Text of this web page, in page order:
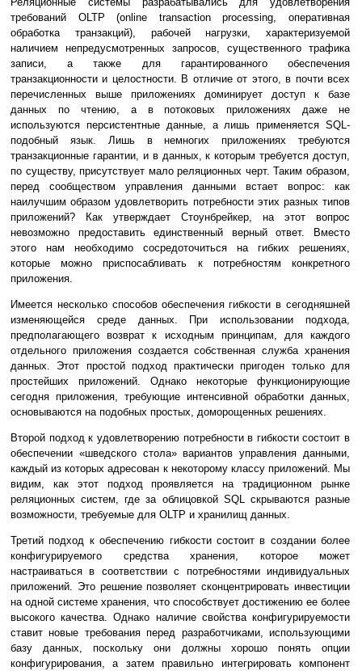
требований OLTP (online transaction processing, оперативная
обработка транзакций), рабочей нагрузки, характеризуемой
наличием непредусмотренных запросов, существенного трафика
записи, а также для гарантированного обеспечения
транзакционности и целостности. В отличие от этого, в почти всех
перечисленных выше приложениях доминирует доступ к базе
данных по чтению, а в потоковых приложениях даже не
используются персистентные данные, а лишь применяется SQL-
подобный язык. Лишь в немногих приложениях требуются
транзакционные гарантии, и в данных, к которым требуется доступ,
по существу, присутствует мало реляционных черт. Таким образом,
перед сообществом управления данными встает вопрос: как
наилучшим образом удовлетворить потребности этих разных типов
приложений? Как утверждает Стоунбрейкер, на этот вопрос
невозможно предоставить единственный верный ответ. Вместо
этого нам необходимо сосредоточиться на гибких решениях,
которые можно приспосабливать к потребностям конкретного
приложения.
Имеется несколько способов обеспечения гибкости в сегодняшней
изменяющейся среде данных. При использовании подхода,
предполагающего возврат к исходным принципам, для каждого
отдельного приложения создается собственная служба хранения
данных. Этот простой подход практически пригоден только для
простейших приложений. Однако некоторые функционирующие
сегодня приложения, требующие интенсивной обработки данных,
основываются на подобных простых, доморощенных решениях.
Второй подход к удовлетворению потребности в гибкости состоит в
обеспечении «шведского стола» вариантов управления данными,
каждый из которых адресован к некоторому классу приложений. Мы
видим, как этот подход проявляется на традиционном рынке
реляционных систем, где за облицовкой SQL скрываются разные
возможности, требуемые для OLTP и хранилищ данных.
Третий подход к обеспечению гибкости состоит в создании более
конфигурируемого средства хранения, которое может
настраиваться в соответствии с потребностями индивидуальных
приложений. Это решение позволяет сконцентрировать инвестиции
на одной системе хранения, что способствует достижению ее более
высокого качества. Однако наличие свойства конфигурируемости
ставит новые требования перед разработчиками, использующими
базу данных, поскольку они должны хорошо понять опции
конфигурирования, а затем правильно интегрировать компонент